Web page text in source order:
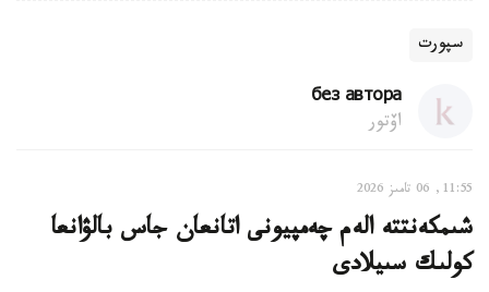
سپورت
без автора
اۆتور
11:55, 06 تامىز 2026
شىمكەنتتە الەم چەمپيونى اتانعان جاس بالۋانعا
كولىك سىيلادى